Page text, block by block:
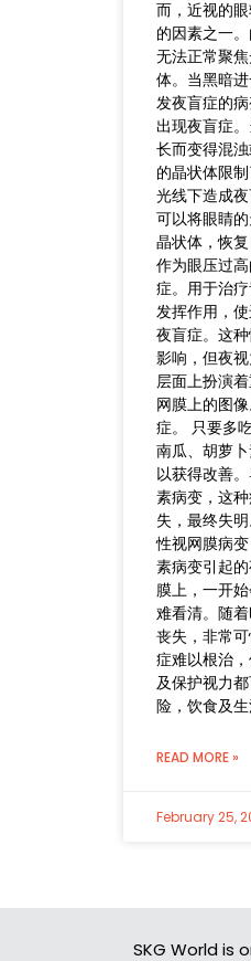
而，近视的
的因素之一
无法正常聚
体。当黑暗
发夜盲症的
出现夜盲症
长而变得混
的晶状体限
光线下造成
可以将眼睛
晶状体，恢
作为眼压过
症。用于治
发挥作用，
夜盲症。这
影响，但夜
层面上扮演
网膜上的图
症。 只要多
南瓜、胡萝
以获得改善
素病变，这
失，最终失
性视网膜病
素病变引起
膜上，一开
难看清。随
丧失，非常
症难以根治
及保护视力
险，饮食及生
READ MORE »
February 25,
SKG World